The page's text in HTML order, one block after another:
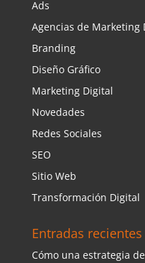
Ads
Agencias de Marketing
Branding
Diseño Gráfico
Marketing Digital
Novedades
Redes Sociales
SEO
Sitio Web
Transformación Digital
Entradas recientes
Cómo una estrategia